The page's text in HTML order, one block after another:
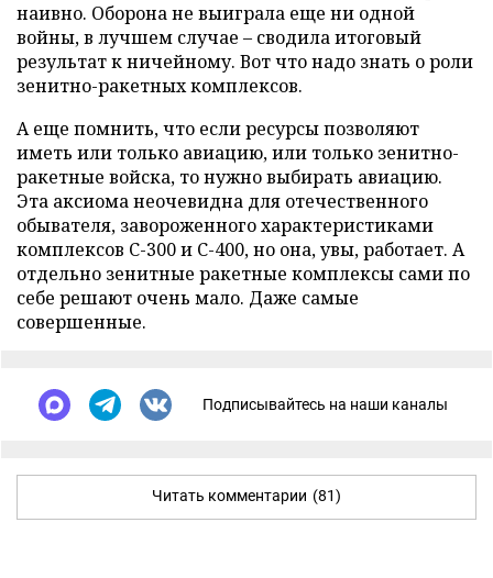
наивно. Оборона не выиграла еще ни одной
войны, в лучшем случае – сводила итоговый
результат к ничейному. Вот что надо знать о роли
зенитно-ракетных комплексов.
А еще помнить, что если ресурсы позволяют
иметь или только авиацию, или только зенитно-
ракетные войска, то нужно выбирать авиацию.
Эта аксиома неочевидна для отечественного
обывателя, завороженного характеристиками
комплексов С-300 и С-400, но она, увы, работает. А
отдельно зенитные ракетные комплексы сами по
себе решают очень мало. Даже самые
совершенные.
Подписывайтесь на наши каналы
Читать комментарии (81)